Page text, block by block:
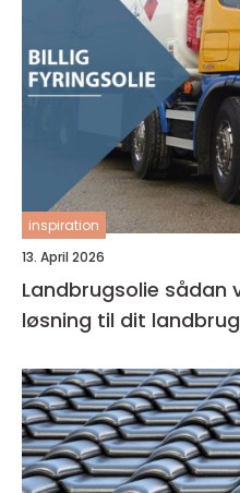
inspiration
13. April 2026
Landbrugsolie sådan vælger du den rigtige
løsning til dit landbrug